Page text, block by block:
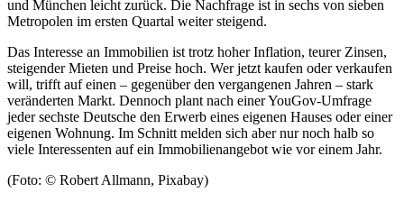
und München leicht zurück. Die Nachfrage ist in sechs von sieben
Metropolen im ersten Quartal weiter steigend.
Das Interesse an Immobilien ist trotz hoher Inflation, teurer Zinsen,
steigender Mieten und Preise hoch. Wer jetzt kaufen oder verkaufen
will, trifft auf einen – gegenüber den vergangenen Jahren – stark
veränderten Markt. Dennoch plant nach einer YouGov-Umfrage
jeder sechste Deutsche den Erwerb eines eigenen Hauses oder einer
eigenen Wohnung. Im Schnitt melden sich aber nur noch halb so
viele Interessenten auf ein Immobilienangebot wie vor einem Jahr.
(Foto: © Robert Allmann, Pixabay)